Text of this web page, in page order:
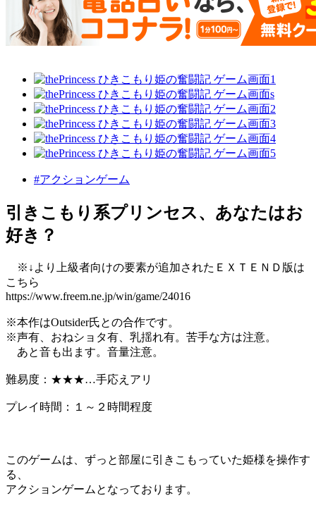
#アクションゲーム
引きこもり系プリンセス、あなたはお
好き？
※↓より上級者向けの要素が追加されたＥＸＴＥＮＤ版は
こちら
https://www.freem.ne.jp/win/game/24016
※本作はOutsider氏との合作です。
※声有、おねショタ有、乳揺れ有。苦手な方は注意。
あと音も出ます。音量注意。
難易度：★★★…手応えアリ
プレイ時間：１～２時間程度
このゲームは、ずっと部屋に引きこもっていた姫様を操作す
る、
アクションゲームとなっております。